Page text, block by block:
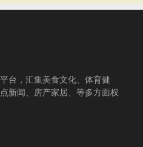
台，汇集美食文化、体育健
新闻、房产家居、等多方面权